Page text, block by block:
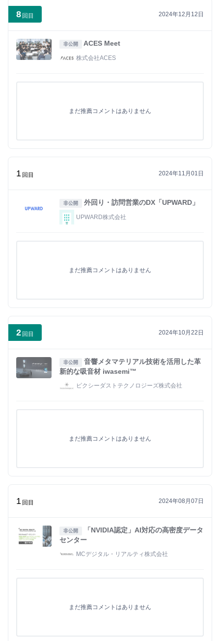
8 回目 2024年12月12日
非公開 ACES Meet
株式会社ACES
まだ推薦コメントはありません
1 回目 2024年11月01日
非公開 外回り・訪問営業のDX「UPWARD」
UPWARD株式会社
まだ推薦コメントはありません
2 回目 2024年10月22日
非公開
音響メタマテリアル技術を活用した革
新的な吸音材 iwasemi™
ピクシーダストテクノロジーズ株式会社
まだ推薦コメントはありません
1 回目 2024年08月07日
非公開
「NVIDIA認定」AI対応の高密度データ
センター
MCデジタル・リアルティ株式会社
まだ推薦コメントはありません